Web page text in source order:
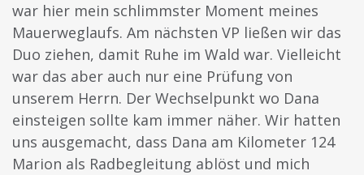
war hier mein schlimmster Moment meines
Mauerweglaufs. Am nächsten VP ließen wir das
Duo ziehen, damit Ruhe im Wald war. Vielleicht
war das aber auch nur eine Prüfung von
unserem Herrn. Der Wechselpunkt wo Dana
einsteigen sollte kam immer näher. Wir hatten
uns ausgemacht, dass Dana am Kilometer 124
Marion als Radbegleitung ablöst und mich